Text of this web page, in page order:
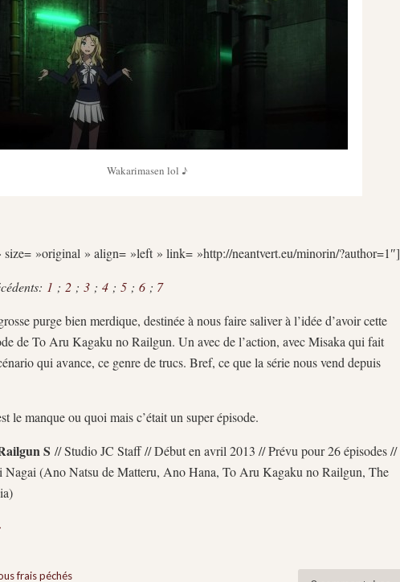
Wakarimasen lol ♪
size= »original » align= »left » link= »http://neantvert.eu/minorin/?author=1″]
1 ; 2 ; 3 ; 4 ; 5 ; 6 ; 7
purge bien merdique, destinée à nous faire saliver à l’idée d’avoir cette
de To Aru Kagaku no Railgun. Un avec de l’action, avec Misaka qui fait
qui avance, ce genre de trucs. Bref, ce que la série nous vend depuis
le manque ou quoi mais c’était un super épisode.
S // Studio JC Staff // Début en avril 2013 // Prévu pour 26 épisodes //
Nagai (Ano Natsu de Matteru, Ano Hana, To Aru Kagaku no Railgun, The
frais péchés